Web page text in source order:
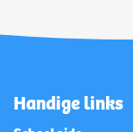
Handige links